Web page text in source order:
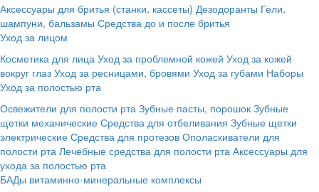
Аксессуары для бритья (станки, кассеты) Дезодоранты Гели,
шампуни, бальзамы Средства до и после бритья
Уход за лицом
Косметика для лица Уход за проблемной кожей Уход за кожей
вокруг глаз Уход за ресницами, бровями Уход за губами Наборы
Уход за полостью рта
Освежители для полости рта Зубные пасты, порошок Зубные
щетки механические Средства для отбеливания Зубные щетки
электрические Средства для протезов Ополаскиватели для
полости рта Лечебные средства для полости рта Аксессуары для
ухода за полостью рта
БАДы витаминно-минеральные комплексы